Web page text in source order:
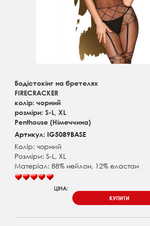
Бодістокінг на бретелях
FIRECRACKER
колір: чорний
розміри: S-L, XL
Penthouse (Німеччина)
Артикул: IG5089BASE
Колір: чорний
Розміри: S-L, XL
Матеріал: 88% нейлон, 12% еластан
ЦІНА:
КУПИТИ